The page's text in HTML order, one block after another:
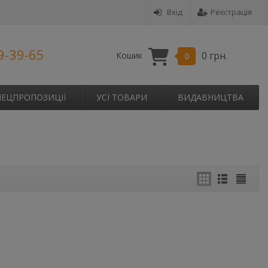
Вхід Реєстрація
39-65 Кошик 0 0 грн.
УСІ ТОВАРИ ВИДАВНИЦТВА